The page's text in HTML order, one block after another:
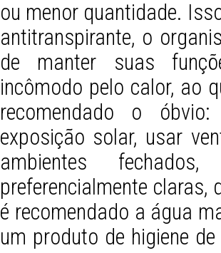
ou menor quantidade.
antitranspirante, o
de manter suas
incômodo pelo calor, ao
recomendado o
exposição solar, usar
ambientes
preferencialmente claras,
é recomendado a água
um produto de higiene